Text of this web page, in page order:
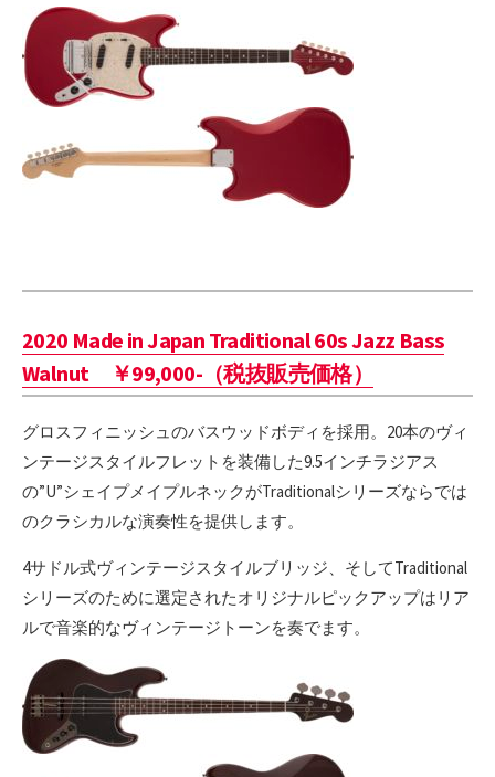
2020 Made in Japan Traditional 60s Jazz Bass
Walnut ￥99,000-（税抜販売価格）
グロスフィニッシュのバスウッドボディを採用。20本のヴィ
ンテージスタイルフレットを装備した9.5インチラジアス
の”U”シェイプメイプルネックがTraditionalシリーズならでは
のクラシカルな演奏性を提供します。
4サドル式ヴィンテージスタイルブリッジ、そしてTraditional
シリーズのために選定されたオリジナルピックアップはリア
ルで音楽的なヴィンテージトーンを奏でます。